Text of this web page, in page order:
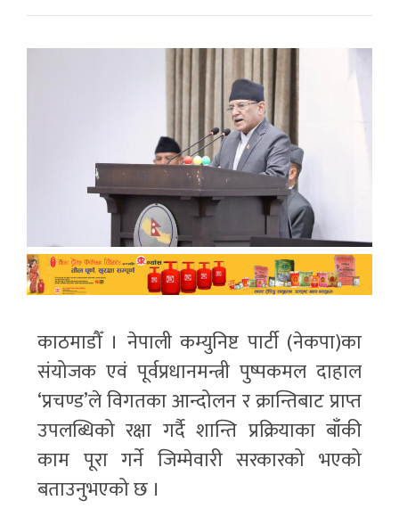
काठमाडौँ । नेपाली कम्युनिष्ट पार्टी (नेकपा)का
संयोजक एवं पूर्वप्रधानमन्त्री पुष्पकमल दाहाल
‘प्रचण्ड’ले विगतका आन्दोलन र क्रान्तिबाट प्राप्त
उपलब्धिको रक्षा गर्दै शान्ति प्रक्रियाका बाँकी
काम पूरा गर्ने जिम्मेवारी सरकारको भएको
बताउनुभएको छ ।